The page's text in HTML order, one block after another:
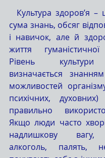
сума знань, обсяг
і навичок, але й
життя гуманістичної
Рівень культури
визначається
можливостей
психічних,
правильно
Якщо люди часто
надлишкову вагу,
алкоголь, палять,